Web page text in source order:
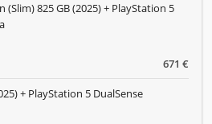
671 €
825 GB (2025) + PlayStation 5
+ PlayStation 5 DualSense